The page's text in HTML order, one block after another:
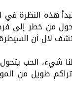
هذه النظرة في
من خطر إلى
لال أن
الحب
طويل من